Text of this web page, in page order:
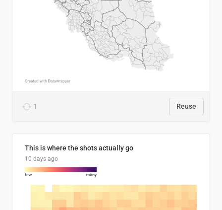
1 Reuse
This is where the shots actually go
10 days ago